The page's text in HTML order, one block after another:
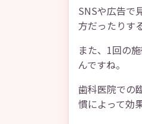
SNSや広告で
方だったりす
また、1回の
んですね。
歯科医院での
慣によって効